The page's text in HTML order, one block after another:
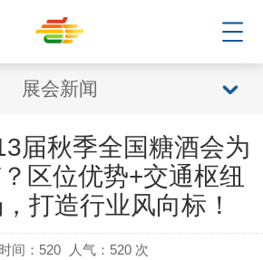
展会新闻
届秋季全国糖酒会为
区位优势+交通枢纽
打造行业风向标！
间：520 人气： 520 次